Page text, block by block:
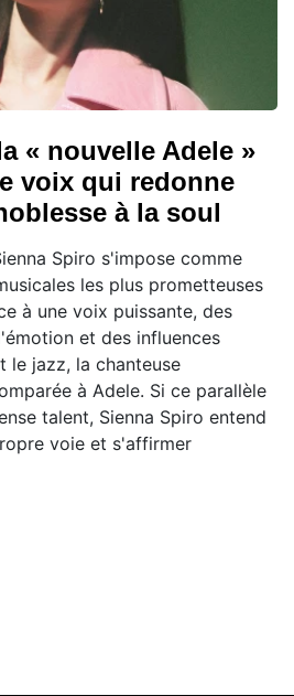
« nouvelle Adele »
voix qui redonne
à la soul
Spiro s'impose comme
les plus prometteuses
à une voix puissante, des
et des influences
le jazz, la chanteuse
à Adele. Si ce parallèle
talent, Sienna Spiro entend
voie et s'affirmer